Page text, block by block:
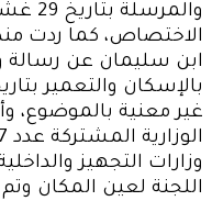
الاختصاص، كما ردت
ابن سليمان عن رسالة
غير معنية بالموضوع،
وزارات التجهيز
اللجنة لعين المكان